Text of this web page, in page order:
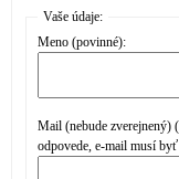
Vaše údaje:
Meno (povinné):
Mail (nebude zverejnený)
odpovede, e-mail musí